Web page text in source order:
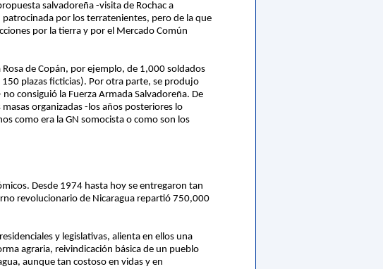
salvadoreña -visita de Rochac a
por los terratenientes, pero de la que
por la tierra y por el Mercado Común
de Copán, por ejemplo, de 1,000 soldados
plazas ficticias). Por otra parte, se produjo
consiguió la Fuerza Armada Salvadoreña. De
organizadas -los años posteriores lo
como era la GN somocista o como son los
Desde 1974 hasta hoy se entregaron tan
revolucionario de Nicaragua repartió 750,000
y legislativas, alienta en ellos una
agraria, reivindicación básica de un pueblo
aunque tan costoso en vidas y en